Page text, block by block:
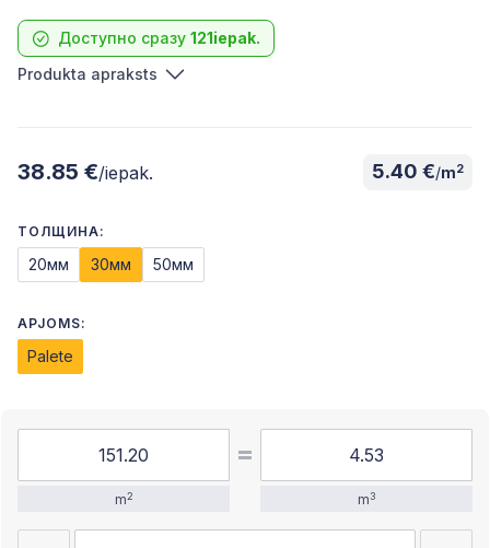
Доступно сразу 121iepak.
Produkta apraksts
38.85 €/iepak. 5.40 €/m2
ТОЛЩИНА:
20мм 30мм 50мм
APJOMS:
Palete
m2 m3